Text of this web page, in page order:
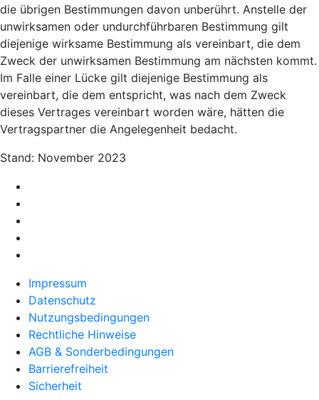
die übrigen Bestimmungen davon unberührt. Anstelle der
unwirksamen oder undurchführbaren Bestimmung gilt
diejenige wirksame Bestimmung als vereinbart, die dem
Zweck der unwirksamen Bestimmung am nächsten kommt.
Im Falle einer Lücke gilt diejenige Bestimmung als
vereinbart, die dem entspricht, was nach dem Zweck
dieses Vertrages vereinbart worden wäre, hätten die
Vertragspartner die Angelegenheit bedacht.
Stand: November 2023
Impressum
Datenschutz
Nutzungsbedingungen
Rechtliche Hinweise
AGB & Sonderbedingungen
Barrierefreiheit
Sicherheit